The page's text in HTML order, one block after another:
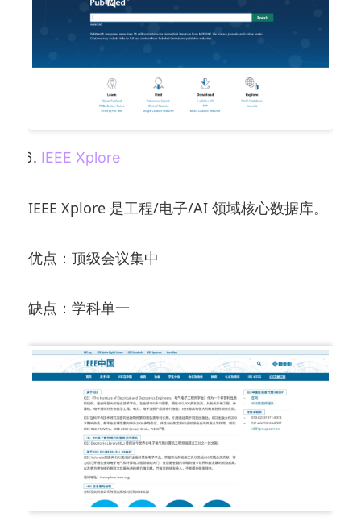
IEEE Xplore
IEEE Xplore 是工程/电子/AI 领域核心数据库。
优点：顶级会议集中
缺点：学科单一